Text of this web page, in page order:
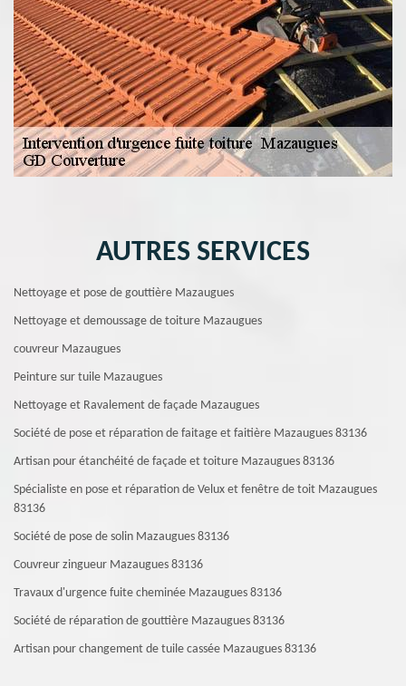
AUTRES SERVICES
Nettoyage et pose de gouttière Mazaugues
Nettoyage et demoussage de toiture Mazaugues
couvreur Mazaugues
Peinture sur tuile Mazaugues
Nettoyage et Ravalement de façade Mazaugues
Société de pose et réparation de faitage et faitière Mazaugues 83136
Artisan pour étanchéité de façade et toiture Mazaugues 83136
Spécialiste en pose et réparation de Velux et fenêtre de toit Mazaugues
83136
Société de pose de solin Mazaugues 83136
Couvreur zingueur Mazaugues 83136
Travaux d'urgence fuite cheminée Mazaugues 83136
Société de réparation de gouttière Mazaugues 83136
Artisan pour changement de tuile cassée Mazaugues 83136